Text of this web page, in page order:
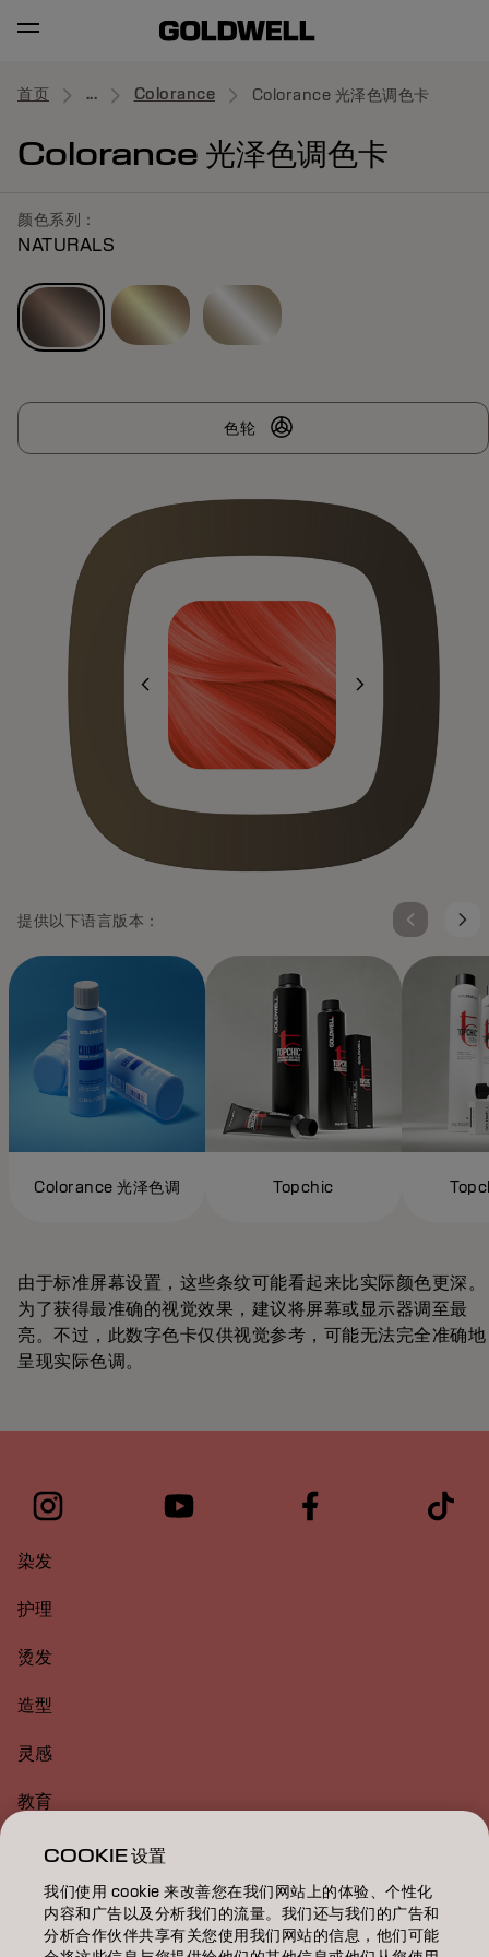
首页 ... Colorance Colorance 光泽色调色卡
Colorance 光泽色调色卡
颜色系列：
NATURALS
色轮
提供以下语言版本：
Colorance 光泽色调 Topchic
由于标准屏幕设置，这些条纹可能看起来比实际颜色更深。
为了获得最准确的视觉效果，建议将屏幕或显示器调至最
亮。不过，此数字色卡仅供视觉参考，可能无法完全准确地
呈现实际色调。
染发
护理
烫发
造型
灵感
教育
关于
美发沙龙查找
成为合作伙伴
COOKIE 设置
我们使用 cookie 来改善您在我们网站上的体验、个性化
内容和广告以及分析我们的流量。我们还与我们的广告和
分析合作伙伴共享有关您使用我们网站的信息，他们可能